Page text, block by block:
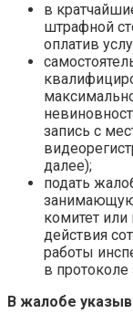
в
штрафной
оплатив
запись с
далее);
подать
комитет
действия
работы
в
В жалобе